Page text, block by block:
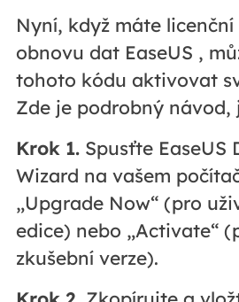
Nyní, když máte
obnovu dat EaseUS ,
tohoto kódu aktivovat
Zde je podrobný návod,
Krok 1.Spusťte EaseUS
Wizard na vašem
„Upgrade Now“ (pro
edice) nebo „Activate“
zkušební verze).